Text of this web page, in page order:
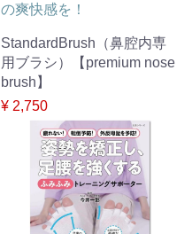
の爽快感を！
StandardBrush（鼻腔内専
用ブラシ）【premium nose
brush】
¥ 2,750